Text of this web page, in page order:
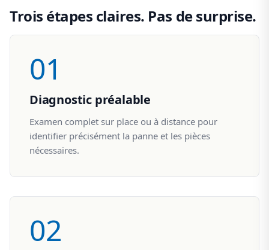
Trois étapes claires. Pas de surprise.
01
Diagnostic préalable
Examen complet sur place ou à distance pour
identifier précisément la panne et les pièces
nécessaires.
02